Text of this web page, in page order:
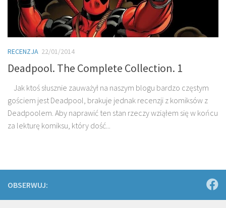
RECENZJA 22/01/2014
Deadpool. The Complete Collection. 1
Jak ktoś słusznie zauważył na naszym blogu bardzo częstym
gościem jest Deadpool, brakuje jednak recenzji z komiksów z
Deadpoolem. Aby naprawić ten stan rzeczy wziąłem się w końcu
za lekturę komiksu, który dość...
OBSERWUJ: